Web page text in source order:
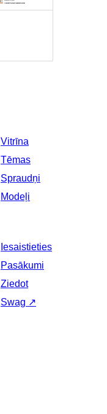
Vitrīna
Tēmas
Spraudņi
Modeļi
Iesaistieties
Pasākumi
Ziedot
Swag ↗